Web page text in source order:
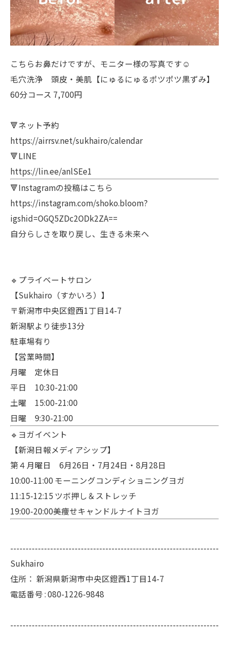
こちらお鼻だけですが、モニター様の写真です☺️
毛穴洗浄 頭皮・美肌【にゅるにゅるポツポツ黒ずみ】
60分コース 7,700円
🔻ネット予約
https://airrsv.net/sukhairo/calendar
🔻LINE
https://lin.ee/anlSEe1
🔻Instagramの投稿はこちら
https://instagram.com/shoko.bloom?
igshid=OGQ5ZDc2ODk2ZA==
自分らしさを取り戻し、生きる未来へ
🔹プライベートサロン
【Sukhairo（すかいろ）】
〒新潟市中央区鐙西1丁目14-7
新潟駅より徒歩13分
駐車場有り
【営業時間】
月曜 定休日
平日 10:30-21:00
土曜 15:00-21:00
日曜 9:30-21:00
🔹ヨガイベント
【新潟日報メディアシップ】
第４月曜日 6月26日・7月24日・8月28日
10:00-11:00 モーニングコンディショニングヨガ
11:15-12:15 ツボ押し＆ストレッチ
19:00-20:00美痩せキャンドルナイトヨガ
--------------------------------------------------------------------
Sukhairo
住所： 新潟県新潟市中央区鐙西1丁目14-7
電話番号 :080-1226-9848
--------------------------------------------------------------------